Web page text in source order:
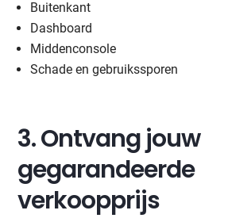
Buitenkant
Dashboard
Middenconsole
Schade en gebruikssporen
3. Ontvang jouw
gegarandeerde
verkoopprijs